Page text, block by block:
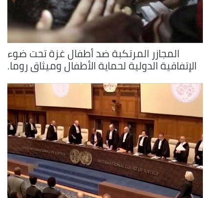
المجازر المرتكبة ضد أطفال غزة تحت ضوء
الإتفاقية الدولية لحماية الأطفال وميثاق روما.